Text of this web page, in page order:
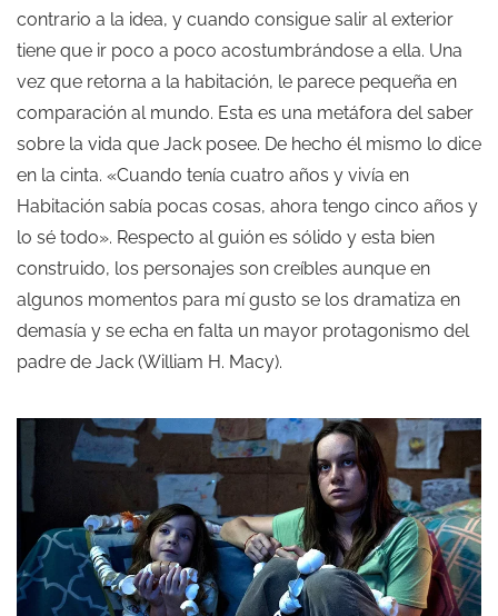
contrario a la idea, y cuando consigue salir al exterior
tiene que ir poco a poco acostumbrándose a ella. Una
vez que retorna a la habitación, le parece pequeña en
comparación al mundo. Esta es una metáfora del saber
sobre la vida que Jack posee. De hecho él mismo lo dice
en la cinta. «Cuando tenía cuatro años y vivía en
Habitación sabía pocas cosas, ahora tengo cinco años y
lo sé todo». Respecto al guión es sólido y esta bien
construido, los personajes son creíbles aunque en
algunos momentos para mí gusto se los dramatiza en
demasía y se echa en falta un mayor protagonismo del
padre de Jack (William H. Macy).